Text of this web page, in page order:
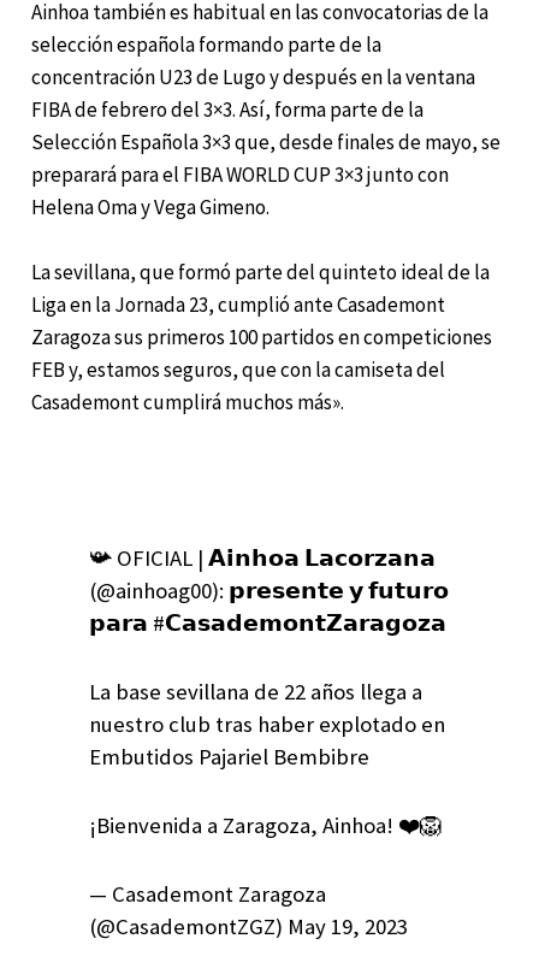
Ainhoa también es habitual en las convocatorias de la
selección española formando parte de la
concentración U23 de Lugo y después en la ventana
FIBA de febrero del 3×3. Así, forma parte de la
Selección Española 3×3 que, desde finales de mayo, se
preparará para el FIBA WORLD CUP 3×3 junto con
Helena Oma y Vega Gimeno.
La sevillana, que formó parte del quinteto ideal de la
Liga en la Jornada 23, cumplió ante Casademont
Zaragoza sus primeros 100 partidos en competiciones
FEB y, estamos seguros, que con la camiseta del
Casademont cumplirá muchos más».
📯 OFICIAL | 𝗔𝗶𝗻𝗵𝗼𝗮 𝗟𝗮𝗰𝗼𝗿𝘇𝗮𝗻𝗮
(@ainhoag00): 𝗽𝗿𝗲𝘀𝗲𝗻𝘁𝗲 𝘆 𝗳𝘂𝘁𝘂𝗿𝗼
𝗽𝗮𝗿𝗮 #𝗖𝗮𝘀𝗮𝗱𝗲𝗺𝗼𝗻𝘁𝗭𝗮𝗿𝗮𝗴𝗼𝘇𝗮
La base sevillana de 22 años llega a
nuestro club tras haber explotado en
Embutidos Pajariel Bembibre
¡Bienvenida a Zaragoza, Ainhoa! ❤️🦁
— Casademont Zaragoza
(@CasademontZGZ) May 19, 2023